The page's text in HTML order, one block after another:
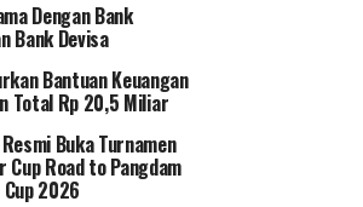
Dengan Bank
Bank Devisa
Bantuan Keuangan
Total Rp 20,5 Miliar
Buka Turnamen
Cup Road to Pangdam
2026